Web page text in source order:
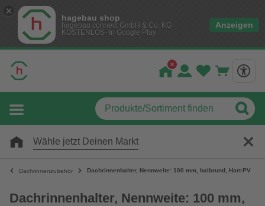
hagebau shop
hagebau connect GmbH & Co. KG
KOSTENLOS- In Google Play
Anzeigen
Wähle jetzt Deinen Markt
Dachrinnenzubehör Dachrinnenhalter, Nennweite: 100 mm, halbrund, Hart-PVC
Dachrinnenhalter, Nennweite: 100 mm,